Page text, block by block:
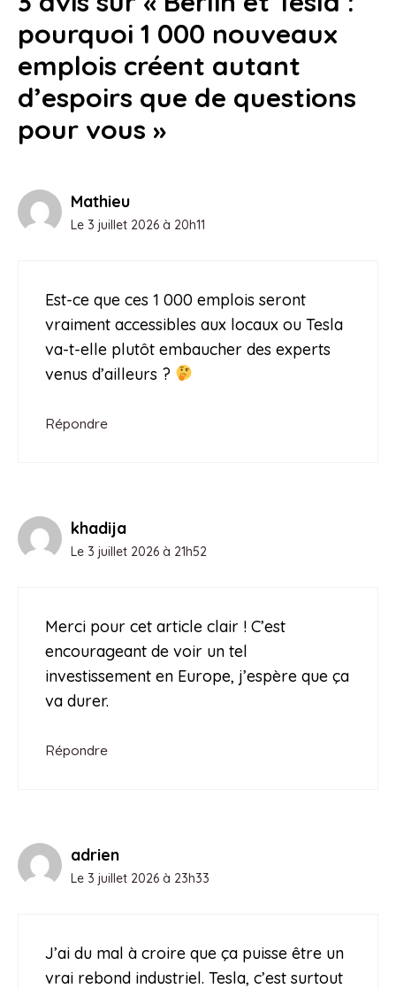
pourquoi 1 000 nouveaux
emplois créent autant
d’espoirs que de questions
pour vous »
Mathieu
Le 3 juillet 2026 à 20h11
Est-ce que ces 1 000 emplois seront
vraiment accessibles aux locaux ou Tesla
va-t-elle plutôt embaucher des experts
venus d’ailleurs ?
Répondre
khadija
Le 3 juillet 2026 à 21h52
Merci pour cet article clair ! C’est
encourageant de voir un tel
investissement en Europe, j’espère que ça
va durer.
Répondre
adrien
Le 3 juillet 2026 à 23h33
J’ai du mal à croire que ça puisse être un
vrai rebond industriel. Tesla, c’est surtout